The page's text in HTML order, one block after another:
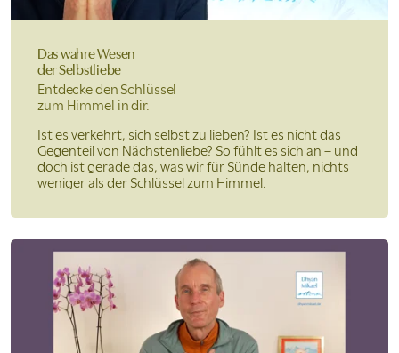
Das wahre Wesen
der Selbstliebe
Entdecke den Schlüssel
zum Himmel in dir.
Ist es verkehrt, sich selbst zu lieben? Ist es nicht das
Gegenteil von Nächstenliebe? So fühlt es sich an – und
doch ist gerade das, was wir für Sünde halten, nichts
weniger als der Schlüssel zum Himmel.